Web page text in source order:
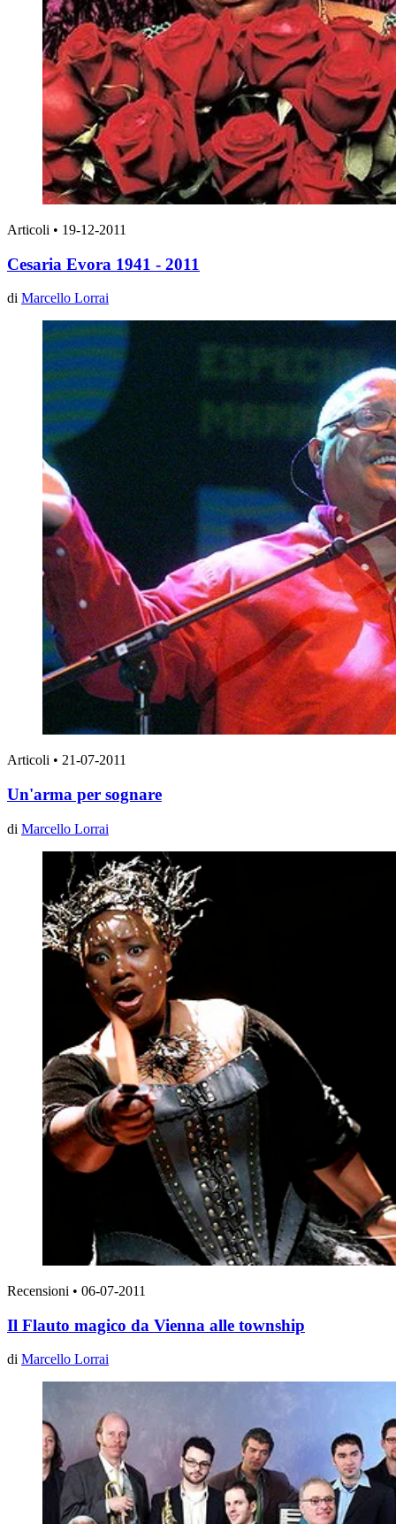
Articoli • 19-12-2011
Cesaria Evora 1941 - 2011
di Marcello Lorrai
Articoli • 21-07-2011
Un'arma per sognare
di Marcello Lorrai
Recensioni • 06-07-2011
Il Flauto magico da Vienna alle township
di Marcello Lorrai